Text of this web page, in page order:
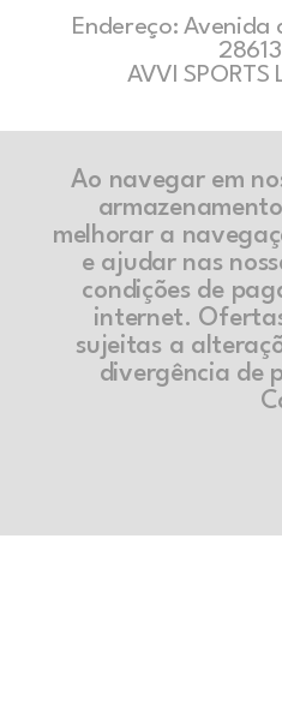
Endereço: Avenida
AVVI
Ao navegar em
melhorar a
e ajudar nas
condições de
internet.
sujeitas a
divergência de